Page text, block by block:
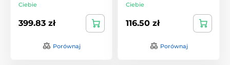
Ciebie
399.83 zł
Porównaj
Ciebie
116.50 zł
Porównaj